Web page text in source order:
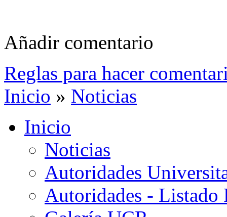
Añadir comentario
Reglas para hacer
Inicio » Noticias
Inicio
Noticias
Autoridades
Autoridades - Listado